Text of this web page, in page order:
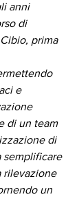
anni
di
prima
e
di un team
di
semplificare
rilevazione
un